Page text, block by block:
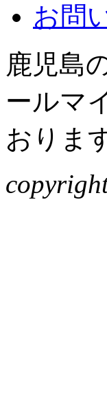
お問
鹿児島
ールマ
おりま